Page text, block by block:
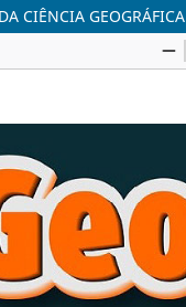
CIÊNCIA GEOGRÁFICA